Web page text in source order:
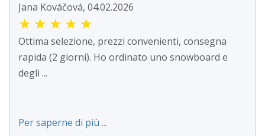
Jana Kováčová, 04.02.2026
★ ★ ★ ★ ★
Ottima selezione, prezzi convenienti, consegna
rapida (2 giorni). Ho ordinato uno snowboard e
degli ...
Per saperne di più ...